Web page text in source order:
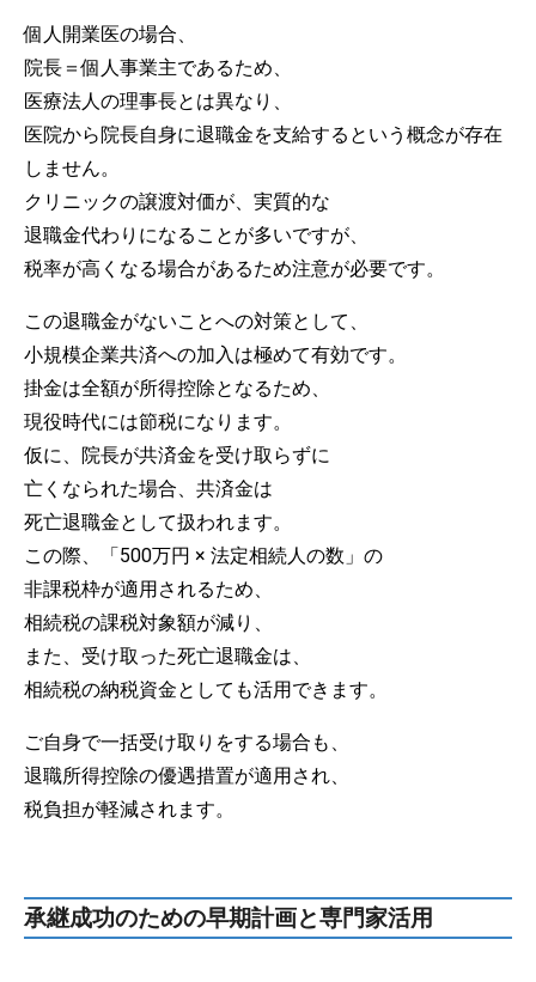
個人開業医の場合、
院長＝個人事業主であるため、
医療法人の理事長とは異なり、
医院から院長自身に退職金を支給するという概念が存在
しません。
クリニックの譲渡対価が、実質的な
退職金代わりになることが多いですが、
税率が高くなる場合があるため注意が必要です。
この退職金がないことへの対策として、
小規模企業共済への加入は極めて有効です。
掛金は全額が所得控除となるため、
現役時代には節税になります。
仮に、院長が共済金を受け取らずに
亡くなられた場合、共済金は
死亡退職金として扱われます。
この際、「500万円 × 法定相続人の数」の
非課税枠が適用されるため、
相続税の課税対象額が減り、
また、受け取った死亡退職金は、
相続税の納税資金としても活用できます。
ご自身で一括受け取りをする場合も、
退職所得控除の優遇措置が適用され、
税負担が軽減されます。
承継成功のための早期計画と専門家活用